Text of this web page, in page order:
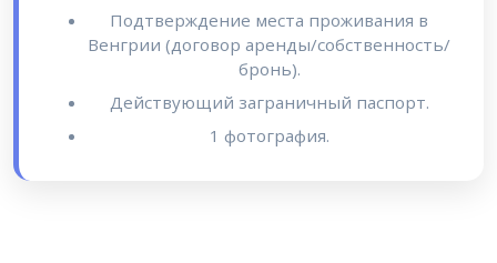
Подтверждение места проживания в
Венгрии (договор аренды/собственность/
бронь).
Действующий заграничный паспорт.
1 фотография.